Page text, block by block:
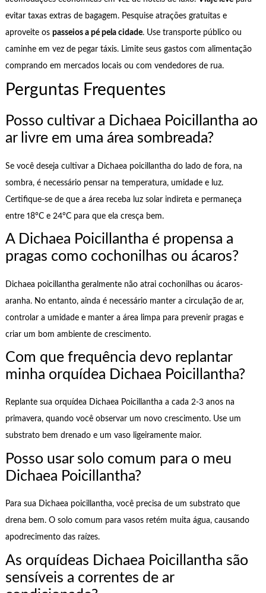
evitar taxas extras de bagagem. Pesquise atrações gratuitas e
aproveite os passeios a pé pela cidade. Use transporte público ou
caminhe em vez de pegar táxis. Limite seus gastos com alimentação
comprando em mercados locais ou com vendedores de rua.
Perguntas Frequentes
Posso cultivar a Dichaea Poicillantha ao
ar livre em uma área sombreada?
Se você deseja cultivar a Dichaea poicillantha do lado de fora, na
sombra, é necessário pensar na temperatura, umidade e luz.
Certifique-se de que a área receba luz solar indireta e permaneça
entre 18°C e 24°C para que ela cresça bem.
A Dichaea Poicillantha é propensa a
pragas como cochonilhas ou ácaros?
Dichaea poicillantha geralmente não atrai cochonilhas ou ácaros-
aranha. No entanto, ainda é necessário manter a circulação de ar,
controlar a umidade e manter a área limpa para prevenir pragas e
criar um bom ambiente de crescimento.
Com que frequência devo replantar
minha orquídea Dichaea Poicillantha?
Replante sua orquídea Dichaea Poicillantha a cada 2-3 anos na
primavera, quando você observar um novo crescimento. Use um
substrato bem drenado e um vaso ligeiramente maior.
Posso usar solo comum para o meu
Dichaea Poicillantha?
Para sua Dichaea poicillantha, você precisa de um substrato que
drena bem. O solo comum para vasos retém muita água, causando
apodrecimento das raízes.
As orquídeas Dichaea Poicillantha são
sensíveis a correntes de ar